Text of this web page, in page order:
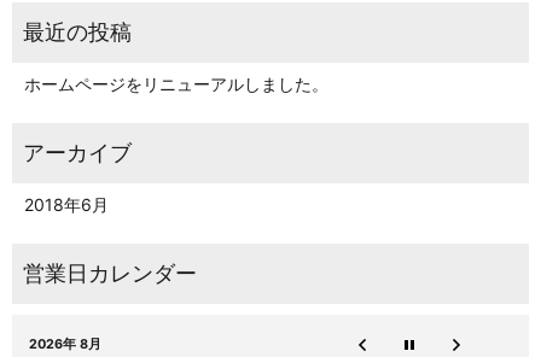
ホームページをリニューアルしました。
2018年6月
2026年 8月